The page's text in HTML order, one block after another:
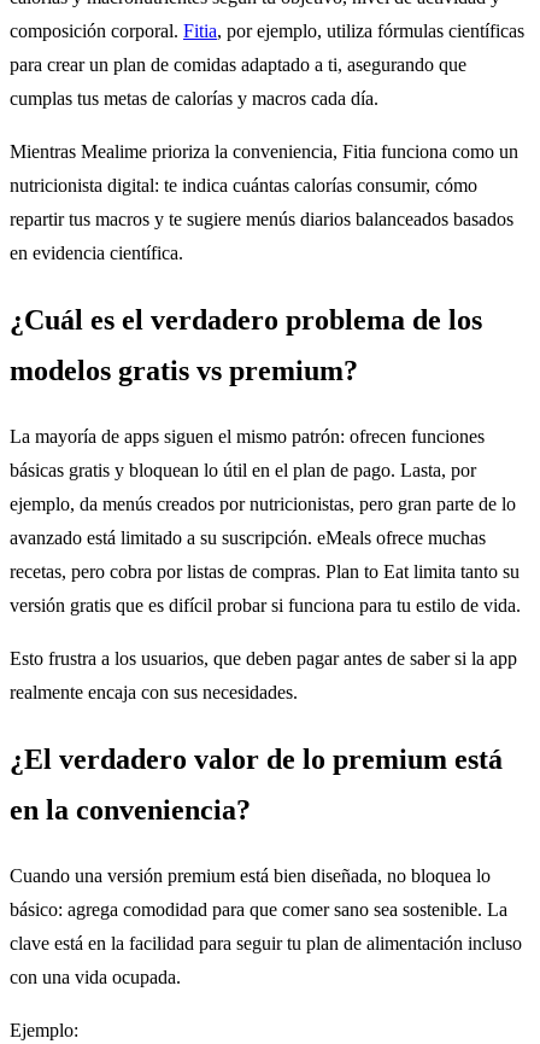
composición corporal. Fitia, por ejemplo, utiliza fórmulas científicas
para crear un plan de comidas adaptado a ti, asegurando que
cumplas tus metas de calorías y macros cada día.
Mientras Mealime prioriza la conveniencia, Fitia funciona como un
nutricionista digital: te indica cuántas calorías consumir, cómo
repartir tus macros y te sugiere menús diarios balanceados basados
en evidencia científica.
¿Cuál es el verdadero problema de los
modelos gratis vs premium?
La mayoría de apps siguen el mismo patrón: ofrecen funciones
básicas gratis y bloquean lo útil en el plan de pago. Lasta, por
ejemplo, da menús creados por nutricionistas, pero gran parte de lo
avanzado está limitado a su suscripción. eMeals ofrece muchas
recetas, pero cobra por listas de compras. Plan to Eat limita tanto su
versión gratis que es difícil probar si funciona para tu estilo de vida.
Esto frustra a los usuarios, que deben pagar antes de saber si la app
realmente encaja con sus necesidades.
¿El verdadero valor de lo premium está
en la conveniencia?
Cuando una versión premium está bien diseñada, no bloquea lo
básico: agrega comodidad para que comer sano sea sostenible. La
clave está en la facilidad para seguir tu plan de alimentación incluso
con una vida ocupada.
Ejemplo: